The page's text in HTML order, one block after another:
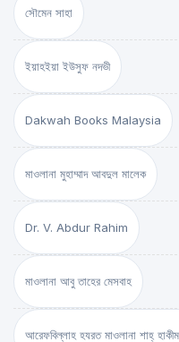
সৌমেন সাহা
ইয়াহইয়া ইউসুফ নদভী
Dakwah Books Malaysia
মাওলানা মুহাম্মাদ আবদুল মালেক
Dr. V. Abdur Rahim
মাওলানা আবু তাহের মেসবাহ
আরেফবিল্লাহ হযরত মাওলানা শাহ্